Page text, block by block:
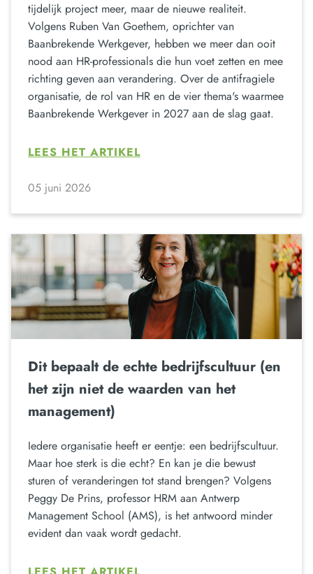
tijdelijk project meer, maar de nieuwe realiteit.
Volgens Ruben Van Goethem, oprichter van
Baanbrekende Werkgever, hebben we meer dan ooit
nood aan HR-professionals die hun voet zetten en mee
richting geven aan verandering. Over de antifragiele
organisatie, de rol van HR en de vier thema's waarmee
Baanbrekende Werkgever in 2027 aan de slag gaat.
LEES HET ARTIKEL
05 juni 2026
Dit bepaalt de echte bedrijfscultuur (en
het zijn niet de waarden van het
management)
Iedere organisatie heeft er eentje: een bedrijfscultuur.
Maar hoe sterk is die echt? En kan je die bewust
sturen of veranderingen tot stand brengen? Volgens
Peggy De Prins, professor HRM aan Antwerp
Management School (AMS), is het antwoord minder
evident dan vaak wordt gedacht.